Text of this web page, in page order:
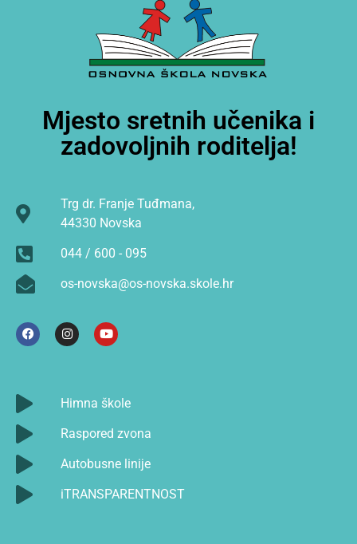
Mjesto sretnih učenika i
zadovoljnih roditelja!
Trg dr. Franje Tuđmana,
44330 Novska
044 / 600 - 095
os-novska@os-novska.skole.hr
Himna škole
Raspored zvona
Autobusne linije
iTRANSPARENTNOST